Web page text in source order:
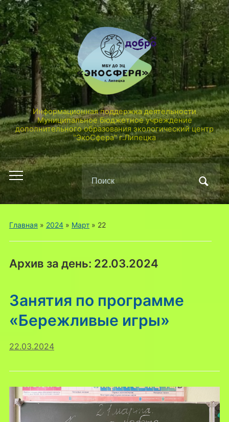
Информационная поддержка деятельности
Муниципальное бюджетное учреждение
дополнительного образования экологический центр
"ЭкоСфера" г.Липецка
Переключить
мобильное
меню
Поиск
по:
Главная » 2024» Март» 22
Архив за день: 22.03.2024
Занятия по программе
«Бережливые игры»
22.03.2024